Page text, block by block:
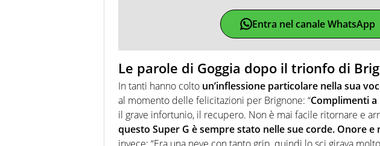
Entra nel canale WhatsApp
Le parole di Goggia dopo il trionfo di
In tanti hanno colto un’inflessione particolare nella sua
al momento delle felicitazioni per Brignone: “Complimenti a
il grave infortunio, il recupero. Non è mai facile ritornare e
questo Super G è sempre stato nelle sue corde. Onore e